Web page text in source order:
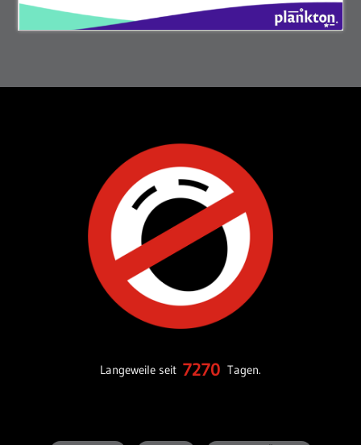
Langeweile seit 7270 Tagen.